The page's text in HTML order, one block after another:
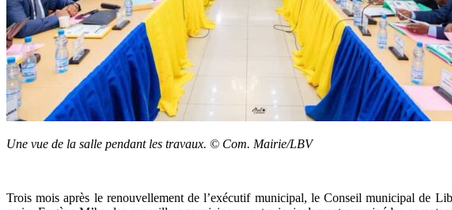
Une vue de la salle pendant les travaux. © Com. Mairie/LBV
Trois mois après le renouvellement de l’exécutif municipal, le Conseil municipal de